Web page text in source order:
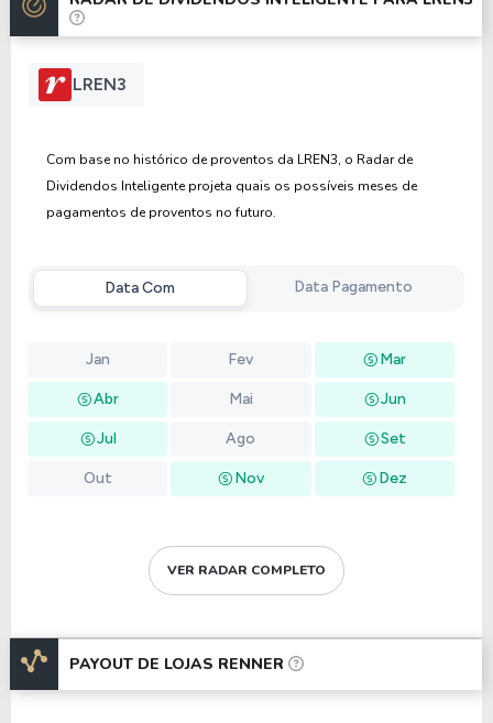
LREN3
Com base no histórico de proventos da LREN3, o Radar de
Dividendos Inteligente projeta quais os possíveis meses de
pagamentos de proventos no futuro.
Data Com Data Pagamento
Jan Fev Mar
Abr Mai Jun
Jul Ago Set
Out Nov Dez
VER RADAR COMPLETO
PAYOUT DE LOJAS RENNER